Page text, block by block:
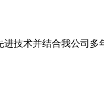
技术并结合我公司